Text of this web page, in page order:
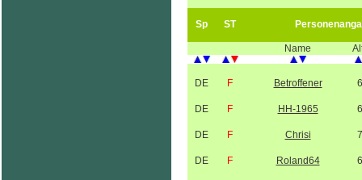
Sp ST
Name
DE F Betroffener
DE F HH-1965
DE F Chrisi
DE F Roland64